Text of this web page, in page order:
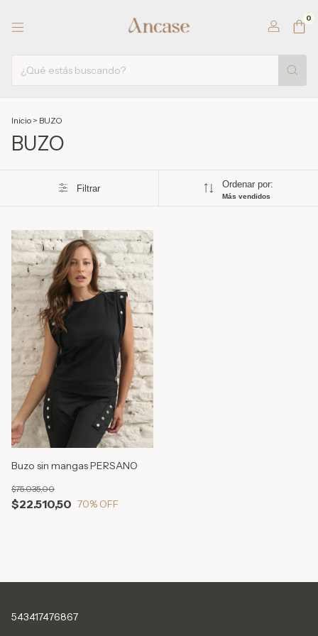
0
Inicio > BUZO
BUZO
Filtrar Ordenar por:
Más vendidos
Buzo sin mangas PERSANO
$22.510,50
$75.035,00
70% OFF
543417476867